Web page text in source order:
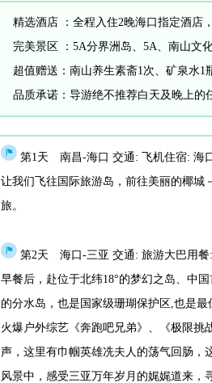
精选酒店 ：全程入住2晚海口指定酒店
完美景区 ：5A分界洲岛、5A、南山文
超值赠送：南山养生素斋1次、矿泉水1
品质承诺：导游绝不推荐白天及晚上的
第1天 南昌-海口 交通: 飞机住宿: 海
让我们飞往国际旅游岛，前往美丽的椰城
旅。
第2天 海口-三亚 交通: 旅游大巴用餐
早餐后，赴位于北纬18°的梦幻之岛、中
的分水岛，也是国家级珊瑚保护区,也是
火爆户外综艺《奔跑吧兄弟》、《极限挑
声，这里有巾帼英雄冼夫人的荡气回肠，
风景中，感受三亚万年岁月的娓娓道来，